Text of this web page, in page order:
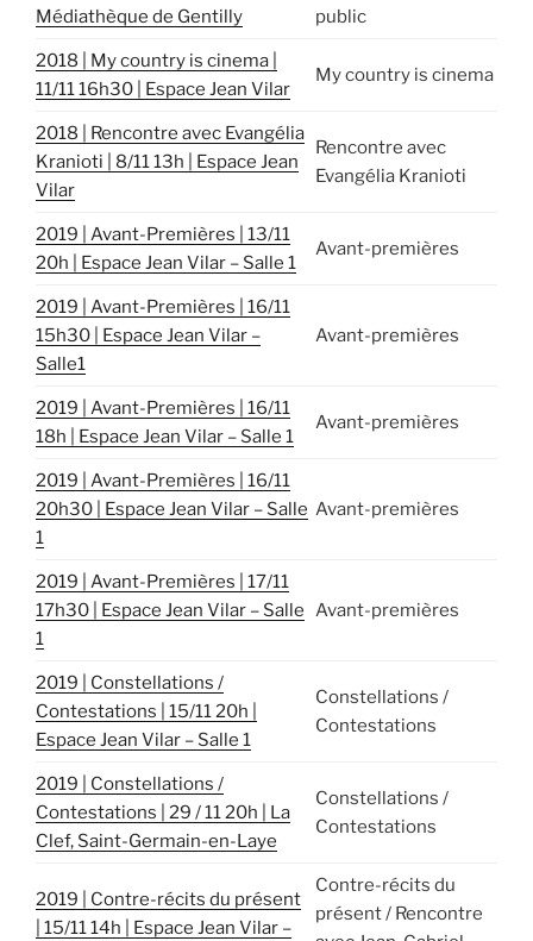
Médiathèque de Gentilly
public
2018 | My country is cinema |
11/11 16h30 | Espace Jean Vilar
My country is cinema
2018 | Rencontre avec Evangélia
Kranioti | 8/11 13h | Espace Jean
Vilar
Rencontre avec
Evangélia Kranioti
2019 | Avant-Premières | 13/11
20h | Espace Jean Vilar – Salle 1
Avant-premières
2019 | Avant-Premières | 16/11
15h30 | Espace Jean Vilar –
Salle1
Avant-premières
2019 | Avant-Premières | 16/11
18h | Espace Jean Vilar – Salle 1
Avant-premières
2019 | Avant-Premières | 16/11
20h30 | Espace Jean Vilar – Salle
1
Avant-premières
2019 | Avant-Premières | 17/11
17h30 | Espace Jean Vilar – Salle
1
Avant-premières
2019 | Constellations /
Contestations | 15/11 20h |
Espace Jean Vilar – Salle 1
Constellations /
Contestations
2019 | Constellations /
Contestations | 29 / 11 20h | La
Clef, Saint-Germain-en-Laye
Constellations /
Contestations
2019 | Contre-récits du présent
| 15/11 14h | Espace Jean Vilar –
Contre-récits du
présent / Rencontre